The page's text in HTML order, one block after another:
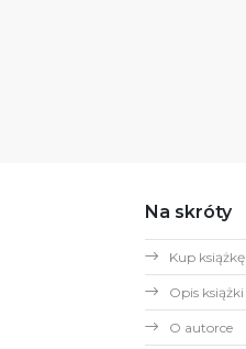
Na skróty
Kup książkę
Opis książki
O autorce